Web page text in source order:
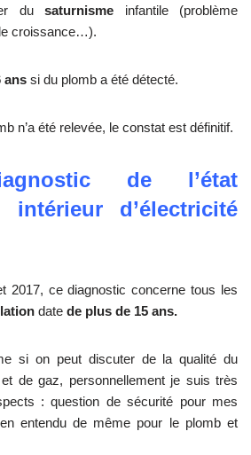
du saturnisme infantile (problème
croissance…).
ans si du plomb a été détecté.
n’a été relevée, le constat est définitif.
de l’état
intérieur d’électricité
2017, ce diagnostic concerne tous les
date de plus de 15 ans.
si on peut discuter de la qualité du
et de gaz, personnellement je suis très
: question de sécurité pour mes
entendu de même pour le plomb et